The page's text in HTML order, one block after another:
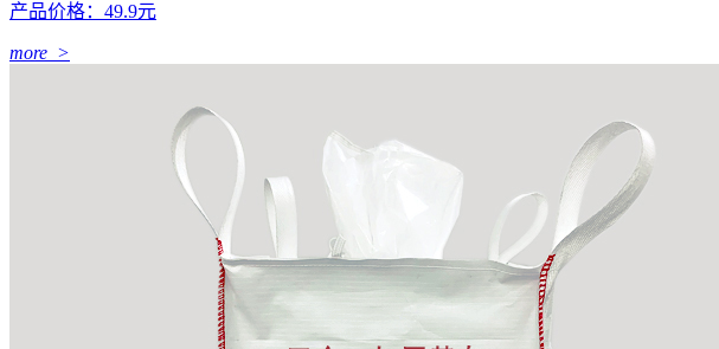
产品价格：49.9元
more >